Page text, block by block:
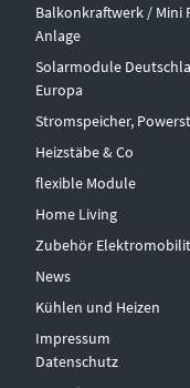
Balkonkraftwerk / Mini
Anlage
Solarmodule
Europa
Stromspeicher,
Heizstäbe & Co
flexible Module
Home Living
Zubehör
News
Kühlen und Heizen
Impressum
Datenschutz